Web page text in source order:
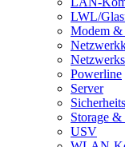
LWL/
Modem &
Powerline
Server
Storage
USV